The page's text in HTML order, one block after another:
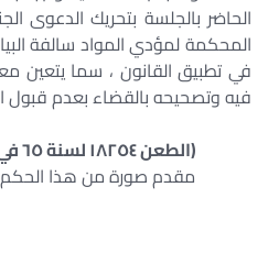
الحاضر بالجلسة بتحريك الدعوى
المحكمة لمؤدي المواد سالفة
في تطبيق القانون ، سما
فيه وتصحيحه بالقضاء بعدم قبول
(الطعن ١٨٢٥٤ لسنة ٦٥ في جلسة 4 /١/ ٢٠٠٥)
مقدم صورة من هذا الحكم